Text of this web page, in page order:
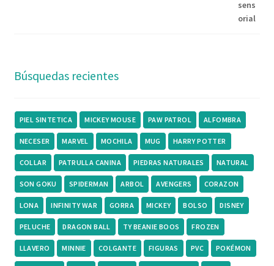
Búsquedas recientes
PIEL SINTETICA MICKEY MOUSE PAW PATROL ALFOMBRA
NECESER MARVEL MOCHILA MUG HARRY POTTER
COLLAR PATRULLA CANINA PIEDRAS NATURALES NATURAL
SON GOKU SPIDERMAN ARBOL AVENGERS CORAZON
LONA INFINITY WAR GORRA MICKEY BOLSO DISNEY
PELUCHE DRAGON BALL TY BEANIE BOOS FROZEN
LLAVERO MINNIE COLGANTE FIGURAS PVC POKÉMON